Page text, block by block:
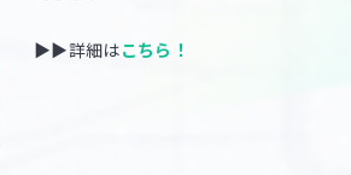
▶▶詳細はこちら！